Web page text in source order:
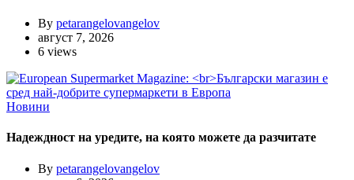
By petarangelovangelov
август 7, 2026
6 views
Новини
Надеждност на уредите, на която можете да разчитате
By petarangelovangelov